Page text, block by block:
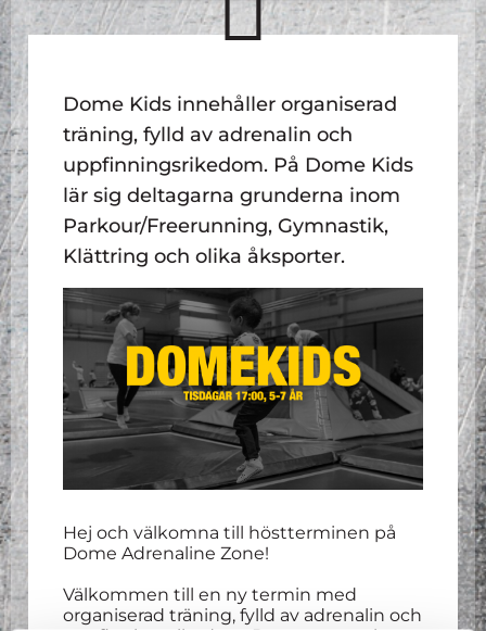
Dome Kids innehåller organiserad
träning, fylld av adrenalin och
uppfinningsrikedom. På Dome Kids
lär sig deltagarna grunderna inom
Parkour/Freerunning, Gymnastik,
Klättring och olika åksporter.
Hej och välkomna till höstterminen på
Dome Adrenaline Zone!
Välkommen till en ny termin med
organiserad träning, fylld av adrenalin och